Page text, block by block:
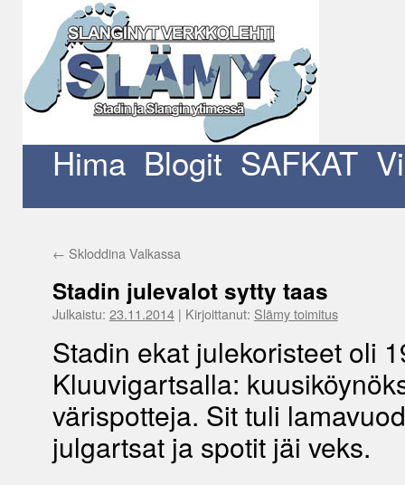
Hima Blogit SAFKAT
← Skloddina Valkassa
Stadin julevalot sytty taas
Julkaistu: 23.11.2014| Kirjoittanut: Slämy toimitus
Stadin ekat julekoristeet oli
Kluuvigartsalla:
värispotteja. Sit tuli
julgartsat ja spotit jäi veks.